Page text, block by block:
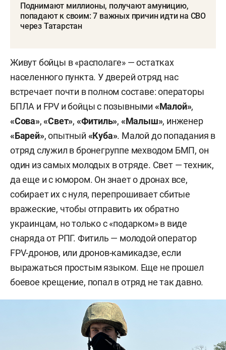
Поднимают миллионы, получают амуницию,
попадают к своим: 7 важных причин идти на СВО
через Татарстан
Живут бойцы в «располаге» — остатках
населенного пункта. У дверей отряд нас
встречает почти в полном составе: операторы
БПЛА и FPV и бойцы с позывными «Малой»,
«Сова»,«Свет», «Фитиль», «Малыш», инженер
«Барей», опытный «Куба». Малой до попадания в
отряд служил в бронегруппе мехводом БМП, он
один из самых молодых в отряде. Свет — техник,
да еще и с юмором. Он знает о дронах все,
собирает их с нуля, перепрошивает сбитые
вражеские, чтобы отправить их обратно
украинцам, но только с «подарком» в виде
снаряда от РПГ. Фитиль — молодой оператор
FPV-дронов, или дронов-камикадзе, если
выражаться простым языком. Еще не прошел
боевое крещение, попал в отряд не так давно.